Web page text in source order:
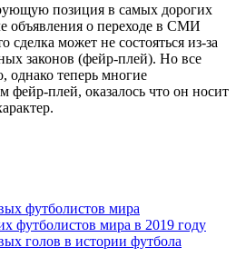
позиция в самых дорогих
объявления о переходе в СМИ
сделка может не состояться из-за
законов (фейр-плей). Но все
однако теперь многие
фейр-плей, оказалось что он носит
футболистов мира
футболистов мира в 2019 году
голов в истории футбола